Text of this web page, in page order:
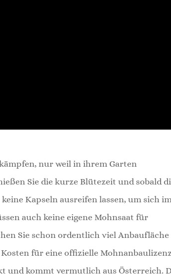
nur weil in ihrem Garten
Sie die kurze Blütezeit und sobald
Kapseln ausreifen lassen, um sich
auch keine eigene Mohnsaat für
Sie schon ordentlich viel Anbaufläche
für eine offizielle
und kommt vermutlich aus Österreich.